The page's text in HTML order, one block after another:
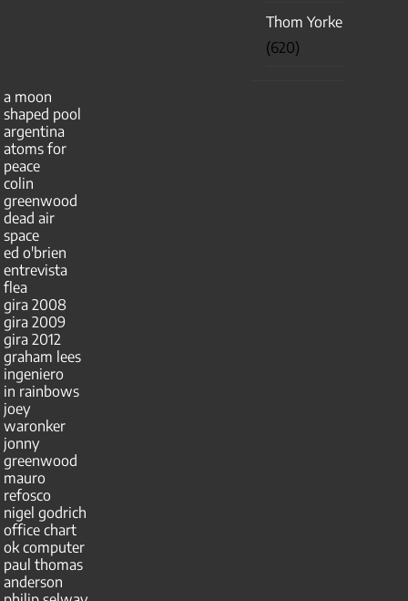
Thom Yorke
(620)
a moon
shaped pool
argentina
atoms for
peace
colin
greenwood
dead air
space
ed o'brien
entrevista
flea
gira 2008
gira 2009
gira 2012
graham lees
ingeniero
in rainbows
joey
waronker
jonny
greenwood
mauro
refosco
nigel godrich
office chart
ok computer
paul thomas
anderson